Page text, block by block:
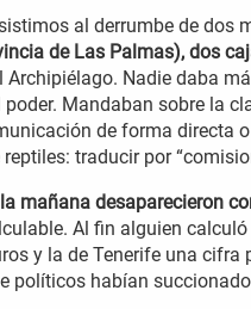
al derrumbe de dos
de Las Palmas), dos
Archipiélago. Nadie daba
Mandaban sobre la
de forma directa
traducir por
mañana desaparecieron
Al fin alguien
y la de Tenerife una
políticos habían